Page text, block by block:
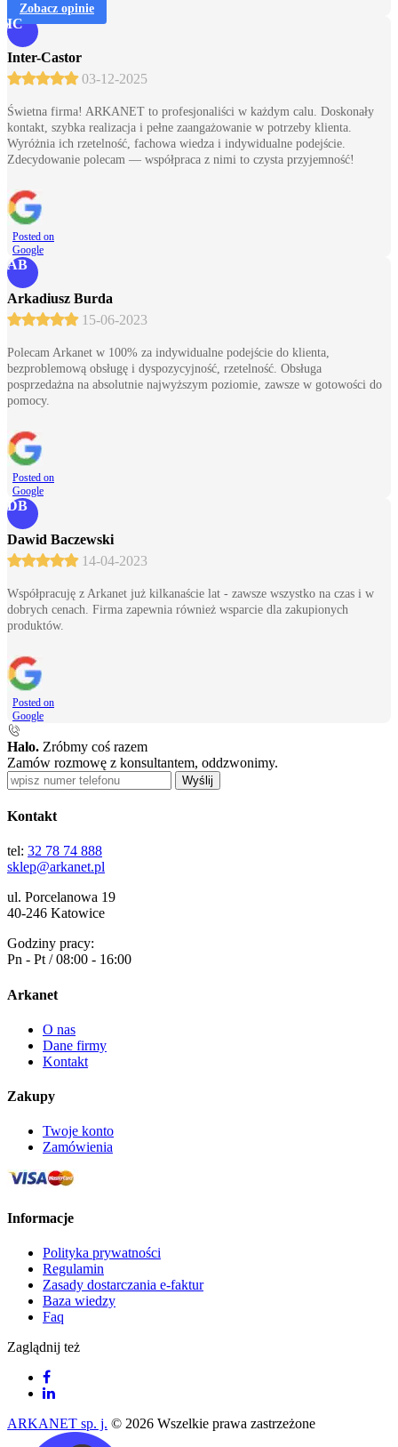
Zobacz opinie
IC
Inter-Castor
03-12-2025
Świetna firma! ARKANET to profesjonaliści w każdym calu. Doskonały
kontakt, szybka realizacja i pełne zaangażowanie w potrzeby klienta.
Wyróżnia ich rzetelność, fachowa wiedza i indywidualne podejście.
Zdecydowanie polecam — współpraca z nimi to czysta przyjemność!
Posted on
Google
AB
Arkadiusz Burda
15-06-2023
Polecam Arkanet w 100% za indywidualne podejście do klienta,
bezproblemową obsługę i dyspozycyjność, rzetelność. Obsługa
posprzedażna na absolutnie najwyższym poziomie, zawsze w gotowości do
pomocy.
Posted on
Google
DB
Dawid Baczewski
14-04-2023
Współpracuję z Arkanet już kilkanaście lat - zawsze wszystko na czas i w
dobrych cenach. Firma zapewnia również wsparcie dla zakupionych
produktów.
Posted on
Google
Halo. Zróbmy coś razem
Zamów rozmowę z konsultantem, oddzwonimy.
Wyślij
Kontakt
tel: 32 78 74 888
sklep@arkanet.pl
ul. Porcelanowa 19
40-246 Katowice
Godziny pracy:
Pn - Pt / 08:00 - 16:00
Arkanet
O nas
Dane firmy
Kontakt
Zakupy
Twoje konto
Zamówienia
Informacje
Polityka prywatności
Regulamin
Zasady dostarczania e-faktur
Baza wiedzy
Faq
Zaglądnij też
ARKANET sp. j. © 2026 Wszelkie prawa zastrzeżone